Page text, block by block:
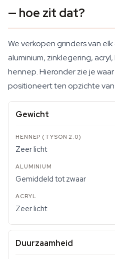
— hoe zit dat?
We verkopen grinders van
aluminium, zinklegering,
hennep. Hieronder zie je
positioneert ten opzichte van
Gewicht
Zeer licht
Gemiddeld tot zwaar
Zeer licht
Duurzaamheid